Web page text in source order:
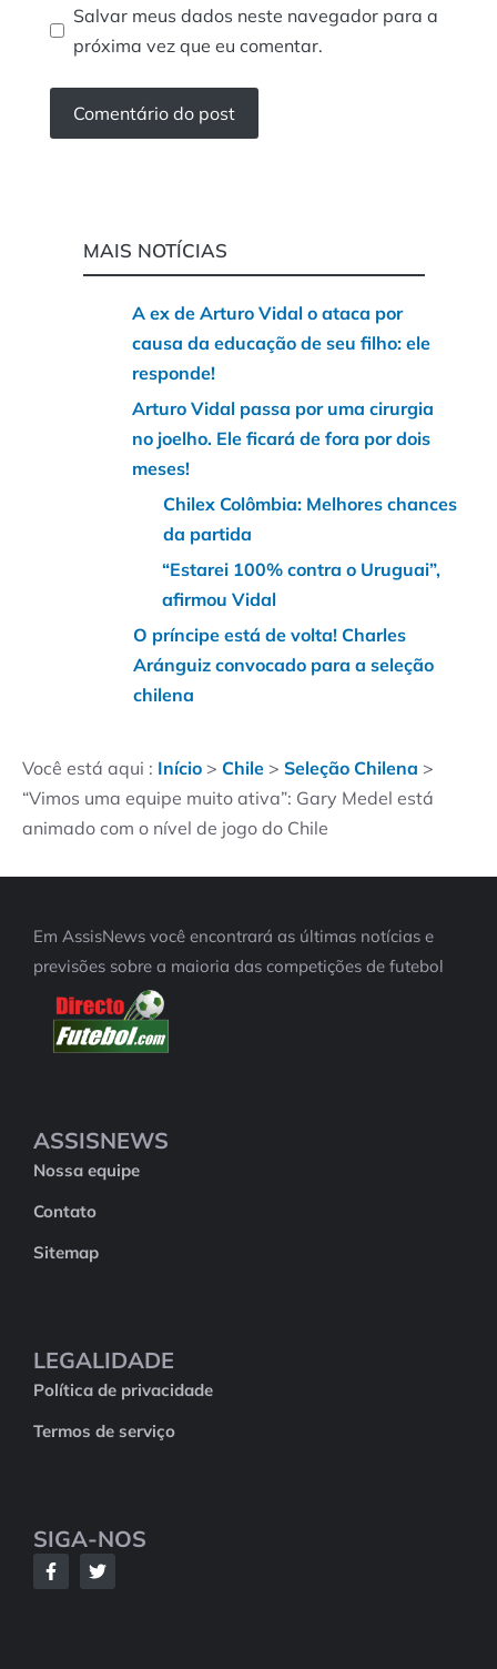
Salvar meus dados neste navegador para a
próxima vez que eu comentar.
MAIS NOTÍCIAS
A ex de Arturo Vidal o ataca por
causa da educação de seu filho: ele
responde!
Arturo Vidal passa por uma cirurgia
no joelho. Ele ficará de fora por dois
meses!
Chilex Colômbia: Melhores chances
da partida
“Estarei 100% contra o Uruguai”,
afirmou Vidal
O príncipe está de volta! Charles
Aránguiz convocado para a seleção
chilena
Você está aqui : Início > Chile > Seleção Chilena >
“Vimos uma equipe muito ativa”: Gary Medel está
animado com o nível de jogo do Chile
Em AssisNews você encontrará as últimas notícias e
previsões sobre a maioria das competições de futebol
ASSISNEWS
Nossa equipe
Contato
Sitemap
LEGALIDADE
Política de privacidade
Termos de serviço
SIGA-NOS